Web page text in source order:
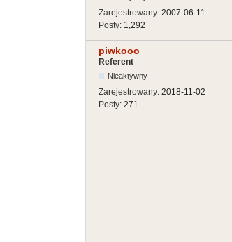
Zarejestrowany: 2007-06-11
Posty: 1,292
piwkooo
Referent
Nieaktywny
Zarejestrowany: 2018-11-02
Posty: 271